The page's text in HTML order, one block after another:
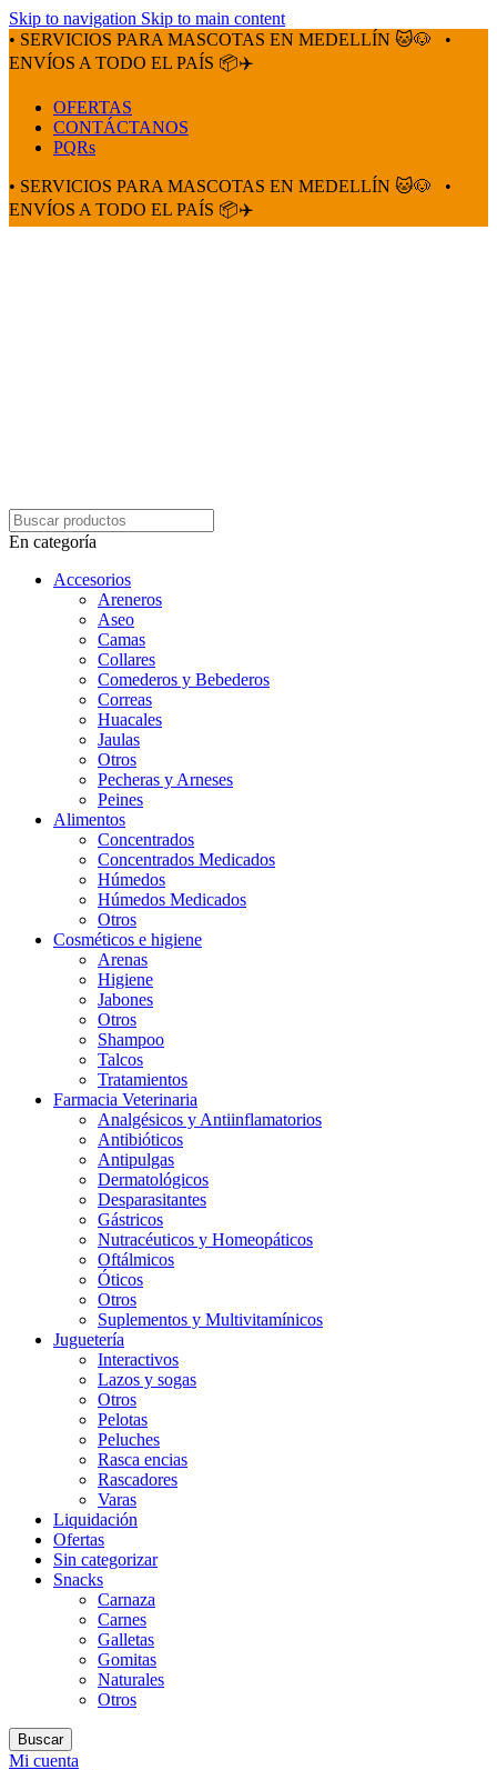
Skip to navigation Skip to main content
• SERVICIOS PARA MASCOTAS EN MEDELLÍN 🐱🐶
•
ENVÍOS A TODO EL PAÍS 📦✈️
OFERTAS
CONTÁCTANOS
PQRs
• SERVICIOS PARA MASCOTAS EN MEDELLÍN 🐱🐶
•
ENVÍOS A TODO EL PAÍS 📦✈️
En categoría
Accesorios
Areneros
Aseo
Camas
Collares
Comederos y Bebederos
Correas
Huacales
Jaulas
Otros
Pecheras y Arneses
Peines
Alimentos
Concentrados
Concentrados Medicados
Húmedos
Húmedos Medicados
Otros
Cosméticos e higiene
Arenas
Higiene
Jabones
Otros
Shampoo
Talcos
Tratamientos
Farmacia Veterinaria
Analgésicos y Antiinflamatorios
Antibióticos
Antipulgas
Dermatológicos
Desparasitantes
Gástricos
Nutracéuticos y Homeopáticos
Oftálmicos
Óticos
Otros
Suplementos y Multivitamínicos
Juguetería
Interactivos
Lazos y sogas
Otros
Pelotas
Peluches
Rasca encias
Rascadores
Varas
Liquidación
Ofertas
Sin categorizar
Snacks
Carnaza
Carnes
Galletas
Gomitas
Naturales
Otros
Buscar
Mi cuenta